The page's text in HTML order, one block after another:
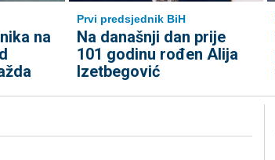
na
Prvi predsjednik BiH
Na današnji dan prije
101 godinu rođen Alija
Izetbegović